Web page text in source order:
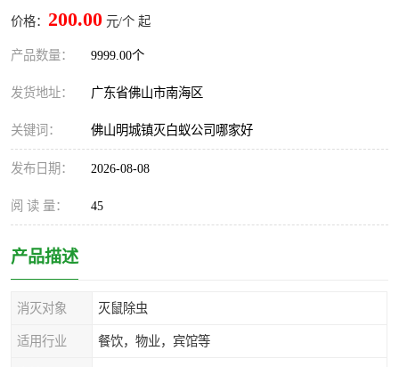
价格： 200.00 元/个 起
产品数量： 9999.00个
发货地址： 广东省佛山市南海区
关键词： 佛山明城镇灭白蚁公司哪家好
发布日期： 2026-08-08
阅 读 量： 45
产品描述
消灭对象 灭鼠除虫
适用行业 餐饮，物业，宾馆等